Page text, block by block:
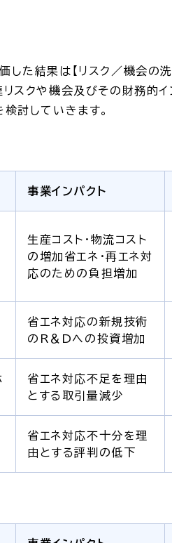
た結果は【リスク／機会の洗
スクや機会及びその財務的
討していきます。
事業インパクト
生産コスト・物流コスト
の増加省エネ・再エネ対
応のための負担増加
省エネ対応の新規技術
のR＆Dへの投資増加
省エネ対応不足を理由
とする取引量減少
省エネ対応不十分を理
由とする評判の低下